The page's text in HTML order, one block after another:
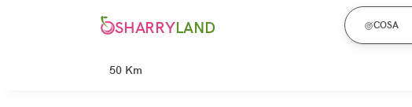
SHARRYLAND COSA
50 Km